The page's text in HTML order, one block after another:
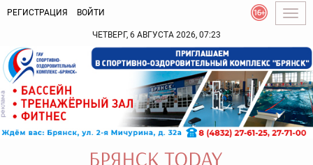
РЕГИСТРАЦИЯ ВОЙТИ
ЧЕТВЕРГ, 6 АВГУСТА 2026, 07:23